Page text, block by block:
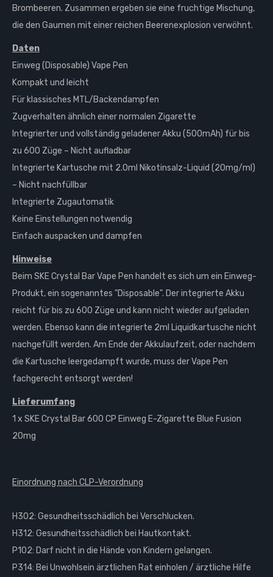
Brombeeren. Zusammen ergeben sie eine fruchtige Mischung,
die den Gaumen mit einer reichen Beerenexplosion verwöhnt.
Daten
Einweg (Disposable) Vape Pen
Kompakt und leicht
Für klassisches MTL/Backendampfen
Zugverhalten ähnlich einer normalen Zigarette
Integrierter und vollständig geladener Akku (500mAh) für bis
zu 600 Züge – Nicht aufladbar
Integrierte Kartusche mit 2.0ml Nikotinsalz-Liquid (20mg/ml)
– Nicht nachfüllbar
Integrierte Zugautomatik
Keine Einstellungen notwendig
Einfach auspacken und dampfen
Hinweise
Beim SKE Crystal Bar Vape Pen handelt es sich um ein Einweg-
Produkt, ein sogenanntes "Disposable". Der integrierte Akku
reicht für bis zu 600 Züge und kann nicht wieder aufgeladen
werden. Ebenso kann die integrierte 2ml Liquidkartusche nicht
nachgefüllt werden. Am Ende der Akkulaufzeit, oder nachdem
die Kartusche leergedampft wurde, muss der Vape Pen
fachgerecht entsorgt werden!
Lieferumfang
1 x SKE Crystal Bar 600 CP Einweg E-Zigarette Blue Fusion
20mg
Einordnung nach CLP-Verordnung
H302: Gesundheitsschädlich bei Verschlucken.
H312: Gesundheitsschädlich bei Hautkontakt.
P102: Darf nicht in die Hände von Kindern gelangen.
P314: Bei Unwohlsein ärztlichen Rat einholen / ärztliche Hilfe